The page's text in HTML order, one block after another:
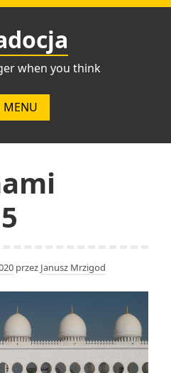
when you think
MENU
przez Janusz Mrzigod